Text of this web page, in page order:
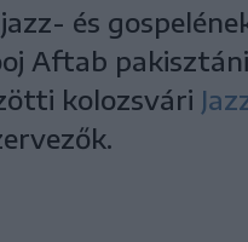
és
Aftab
kolozsvári